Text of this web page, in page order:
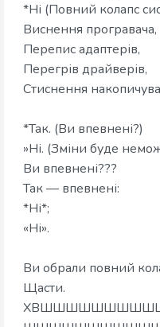
*Ні (Повний колапс
Виснення програвача,
Перепис адаптерів,
Перегрів драйверів,
Стиснення
*Так. (Ви впевнені?)
»Ні. (Зміни буде
Ви впевнені???
Так — впевнені:
*Ні*;
«Ні».
Ви обрали повний
Щасти.